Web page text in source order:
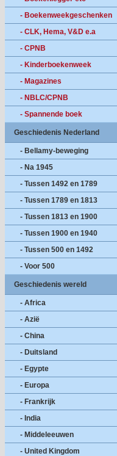
- Boekenweekgeschenken
- CLK, Hema, V&D e.a
- CPNB
- Kinderboekenweek
- Magazines
- NBLC/CPNB
- Spannende boek
Geschiedenis Nederland
- Bellamy-beweging
- Na 1945
- Tussen 1492 en 1789
- Tussen 1789 en 1813
- Tussen 1813 en 1900
- Tussen 1900 en 1940
- Tussen 500 en 1492
- Voor 500
Geschiedenis wereld
- Africa
- Azië
- China
- Duitsland
- Egypte
- Europa
- Frankrijk
- India
- Middeleeuwen
- United Kingdom